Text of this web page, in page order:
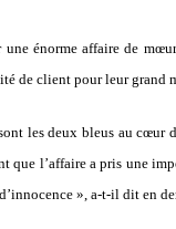
énorme affaire de
de client pour leur grand
les deux bleus au cœur
que l’affaire a pris une
», a-t-il dit en